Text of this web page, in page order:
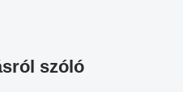
szóló